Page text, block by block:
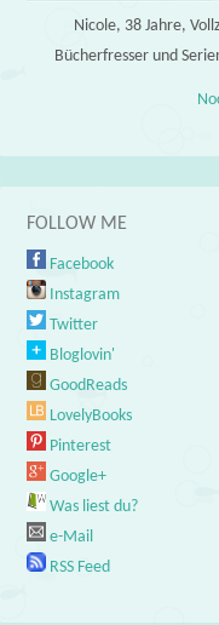
Nicole, 38 Jahre,
Bücherfresser und
FOLLOW ME
Facebook
Instagram
Twitter
Bloglovin'
GoodReads
LovelyBooks
Pinterest
Google+
Was liest du?
e-Mail
RSS Feed